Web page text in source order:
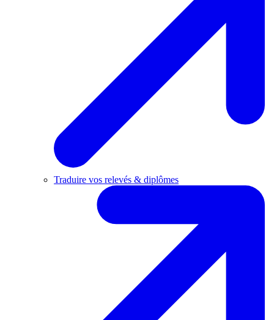
Traduire vos relevés & diplômes